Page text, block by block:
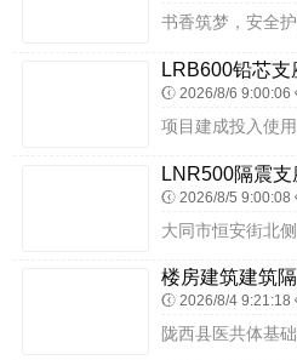
2026/8/6 9:00:06
2026/8/5 9:00:08
2026/8/4 9:21:18